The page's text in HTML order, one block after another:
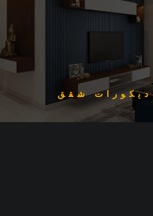
ديكورات شقق